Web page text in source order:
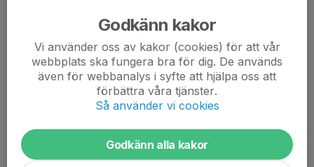
Godkänn kakor
Vi använder oss av kakor (cookies) för att vår
webbplats ska fungera bra för dig. De används
även för webbanalys i syfte att hjälpa oss att
förbättra våra tjänster.
Så använder vi cookies
Godkänn alla kakor